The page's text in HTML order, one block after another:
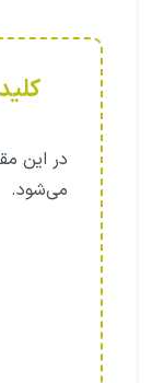
می‌شود.